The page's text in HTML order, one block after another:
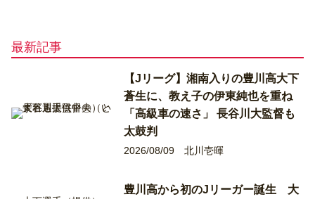
最新記事
【Jリーグ】湘南入りの豊川高大下
蒼生に、教え子の伊東純也を重ね
「高級車の速さ」 長谷川大監督も
太鼓判
2026/08/09 北川壱暉
豊川高から初のJリーガー誕生 大